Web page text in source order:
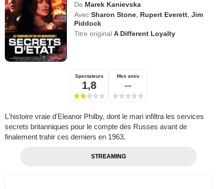
De Marek Kanievska
Avec Sharon Stone Rupert Everett ,Jim
Piddock
Titre originalA Different Loyalty
Spectateurs
1,8
Mes amis
--
L'histoire vraie d'Eleanor Philby, dont le mari infiltra les services
secrets britanniques pour le compte des Russes avant de
finalement trahir ces derniers en 1963.
STREAMING